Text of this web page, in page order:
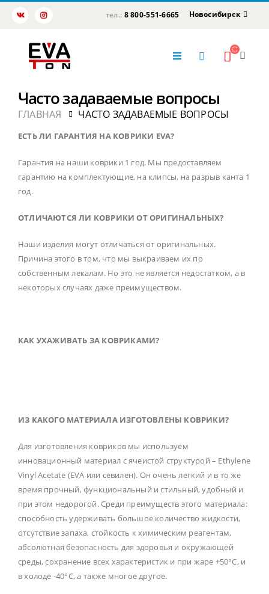
тел.: 8 800-551-6665 Новосибирск
Часто задаваемые вопросы
ГЛАВНАЯ ЧАСТО ЗАДАВАЕМЫЕ ВОПРОСЫ
ЕСТЬ ЛИ ГАРАНТИЯ НА КОВРИКИ EVA?
Гарантия на наши коврики 1 год. Мы предоставляем
гарантию на комплектующие, на клипсы, на разрыв канта 1
год.
ОТЛИЧАЮТСЯ ЛИ КОВРИКИ ОТ ОРИГИНАЛЬНЫХ?
Наши изделия могут отличаться от оригинальных.
Причина этого в том, что мы выкраиваем их по
собственным лекалам. Но это не является недостатком, а в
некоторых случаях даже преимуществом.
КАК УХАЖИВАТЬ ЗА КОВРИКАМИ?
ИЗ КАКОГО МАТЕРИАЛА ИЗГОТОВЛЕНЫ КОВРИКИ?
Для изготовления ковриков мы используем
инновационный материал с ячеистой структурой – Ethylene
Vinyl Acetate (EVA или севилен). Он очень легкий и в то же
время прочный, функциональный и стильный, удобный и
при этом недорогой. Среди преимуществ этого материала:
способность удерживать большое количество жидкости,
отсутствие запаха, стойкость к химическим реагентам,
абсолютная безопасность для здоровья и окружающей
среды, сохранение всех характеристик и при жаре +50°С, и
в холоде -40°С, а также многое другое.